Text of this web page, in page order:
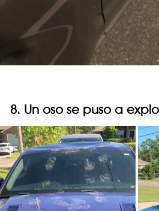
8. Un oso se puso a